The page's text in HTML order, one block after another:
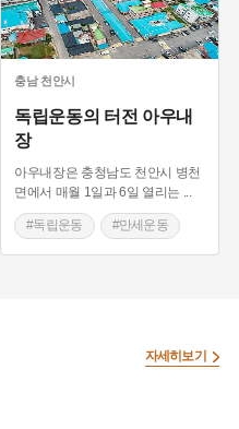
#허준 #블루리본
벌 #고구마 #종로구
#지역의 오래된 가게
온달
행 #용인
충남 천안시
독립운동의 터전 아우내
장
아우내장은 충청남도 천안시 병천
면에서 매월 1일과 6일 열리는
#독립운동 #만세운동
#천안
자세히보기